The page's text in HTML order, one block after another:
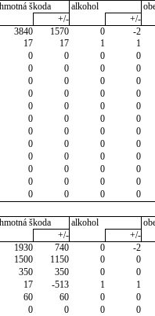
hmotná škoda alkohol
+/- +/-
3840 1570 0 -2
17 17 1 1
0 0 0 0
0 0 0 0
0 0 0 0
0 0 0 0
0 0 0 0
0 0 0 0
0 0 0 0
0 0 0 0
0 0 0 0
0 0 0 0
0 0 0 0
0 0 0 0
hmotná škoda alkohol
+/- +/-
1930 740 0 -2
1500 1150 0 0
350 350 0 0
17 -513 1 1
60 60 0 0
0 0 0 0